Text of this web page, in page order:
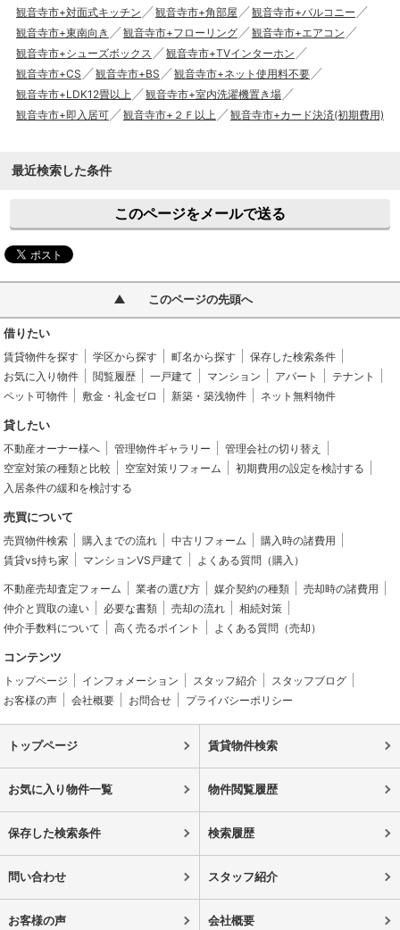
観音寺市+対面式キッチン
観音寺市+角部屋
観音寺市+バルコニー
観音寺市+東南向き
観音寺市+フローリング
観音寺市+エアコン
観音寺市+シューズボックス
観音寺市+TVインターホン
観音寺市+CS
観音寺市+BS
観音寺市+ネット使用料不要
観音寺市+LDK12畳以上
観音寺市+室内洗濯機置き場
観音寺市+即入居可
観音寺市+２Ｆ以上 観音寺市+カード決済(初期費用)
最近検索した条件
このページをメールで送る
このページの先頭へ
借りたい
賃貸物件を探す 学区から探す 町名から探す
保存した検索条件
お気に入り物件
閲覧履歴 一戸建て マンション アパート
テナント
ペット可物件
敷金・礼金ゼロ 新築・築浅物件 ネット無料物件
貸したい
不動産オーナー様へ 管理物件ギャラリー
管理会社の切り替え
空室対策の種類と比較
空室対策リフォーム
初期費用の設定を検討する
入居条件の緩和を検討する
売買について
売買物件検索 購入までの流れ 中古リフォーム
購入時の諸費用
賃貸vs持ち家
マンションVS戸建て よくある質問（購入）
不動産売却査定フォーム 業者の選び方 媒介契約の種類
売却時の諸費用
仲介と買取の違い
必要な書類 売却の流れ
相続対策
仲介手数料について
高く売るポイント よくある質問（売却）
コンテンツ
トップページ インフォメーション スタッフ紹介
スタッフブログ
お客様の声
会社概要 お問合せ プライバシーポリシー
トップページ 賃貸物件検索
お気に入り物件一覧 物件閲覧履歴
保存した検索条件 検索履歴
問い合わせ スタッフ紹介
お客様の声 会社概要